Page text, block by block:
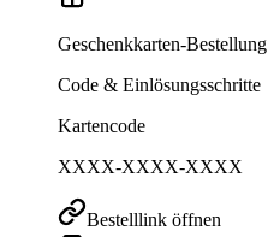
Geschenkkarten-Bestellung
Code & Einlösungsschritte
Kartencode
XXXX-XXXX-XXXX
Bestelllink öffnen